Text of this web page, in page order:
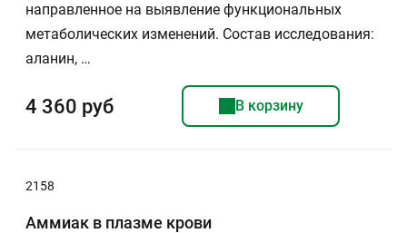
направленное на выявление функциональных
метаболических изменений. Состав исследования:
аланин, …
4 360 руб В корзину
2158
Аммиак в плазме крови